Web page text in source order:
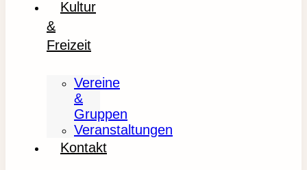
Kultur
&
Freizeit
Vereine
&
Gruppen
Veranstaltungen
Kontakt